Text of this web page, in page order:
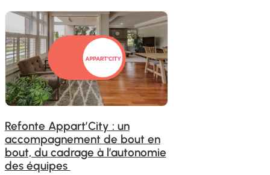
Refonte Appart’City : un
accompagnement de bout en
bout, du cadrage à l’autonomie
des équipes